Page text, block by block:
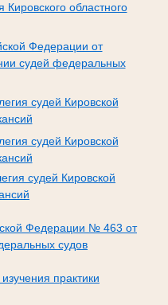
Кировского областного
Федерации от
судей федеральных
судей Кировской
судей Кировской
судей Кировской
Федерации № 463 от
судов
практики